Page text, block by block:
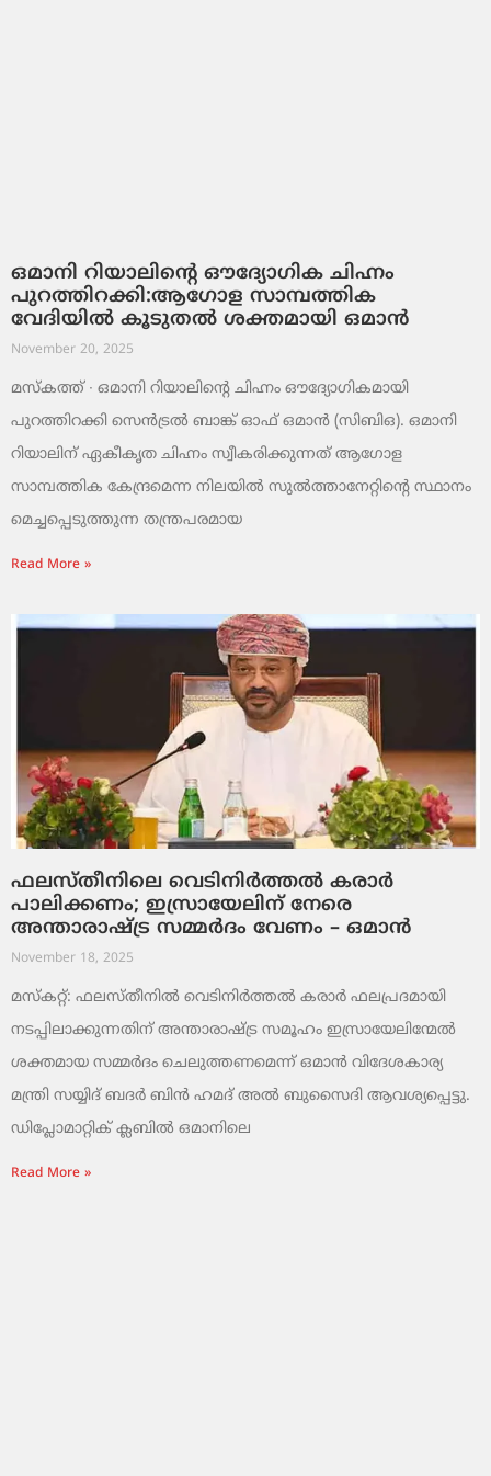
ഒമാനി റിയാലിന്റെ ഔദ്യോഗിക ചിഹ്നം
പുറത്തിറക്കി:ആഗോള സാമ്പത്തിക
വേദിയിൽ കൂടുതൽ ശക്തമായി ഒമാൻ
November 20, 2025
മസ്‌കത്ത് ∙ ഒമാനി റിയാലിന്റെ ചിഹ്നം ഔദ്യോഗികമായി
പുറത്തിറക്കി സെൻട്രൽ ബാങ്ക് ഓഫ് ഒമാൻ (സിബിഒ). ഒമാനി
റിയാലിന് ഏകീകൃത ചിഹ്നം സ്വീകരിക്കുന്നത് ആഗോള
സാമ്പത്തിക കേന്ദ്രമെന്ന നിലയിൽ സുൽത്താനേറ്റിന്റെ സ്ഥാനം
മെച്ചപ്പെടുത്തുന്ന തന്ത്രപരമായ
Read More »
ഫലസ്തീനിലെ വെടിനിർത്തൽ കരാർ
പാലിക്കണം; ഇസ്രായേലിന് നേരെ
അന്താരാഷ്ട്ര സമ്മർദം വേണം – ഒമാൻ
November 18, 2025
മസ്‌കറ്റ്: ഫലസ്തീനിൽ വെടിനിർത്തൽ കരാർ ഫലപ്രദമായി
നടപ്പിലാക്കുന്നതിന് അന്താരാഷ്ട്ര സമൂഹം ഇസ്രായേലിന്മേൽ
ശക്തമായ സമ്മർദം ചെലുത്തണമെന്ന് ഒമാൻ വിദേശകാര്യ
മന്ത്രി സയ്യിദ് ബദർ ബിൻ ഹമദ് അൽ ബുസൈദി ആവശ്യപ്പെട്ടു.
ഡിപ്ലോമാറ്റിക് ക്ലബിൽ ഒമാനിലെ
Read More »